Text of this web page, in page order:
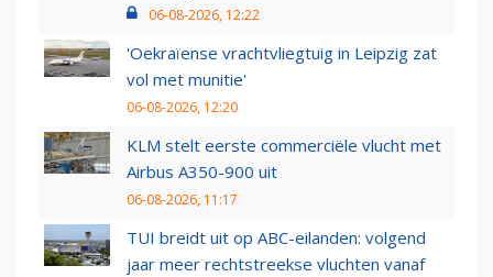
06-08-2026, 12:22
'Oekraïense vrachtvliegtuig in Leipzig zat
vol met munitie'
06-08-2026, 12:20
KLM stelt eerste commerciële vlucht met
Airbus A350-900 uit
06-08-2026, 11:17
TUI breidt uit op ABC-eilanden: volgend
jaar meer rechtstreekse vluchten vanaf